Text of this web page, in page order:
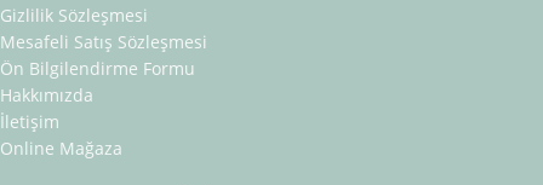
Gizlilik Sözleşmesi
Mesafeli Satış Sözleşmesi
Ön Bilgilendirme Formu
Hakkımızda
İletişim
Online Mağaza